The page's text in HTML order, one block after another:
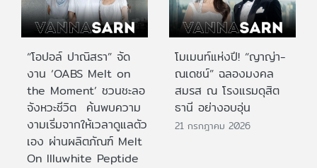
“โอปอล์ ปาณิสรา” จัด
งาน ‘OABS Melt on
the Moment’ ชวนชะลอ
จังหวะชีวิต ค้นพบความ
งามเริ่มจากให้เวลาดูแลตัว
เอง ผ่านผลิตภัณฑ์ Melt
On Illuwhite Peptide
โมเมนท์แห่งปี! “ญาญ่า-
ณเดชน์” ฉลองมงคล
สมรส ณ โรงแรมดุสิต
ธานี อย่างอบอุ่น
21 กรกฎาคม 2026